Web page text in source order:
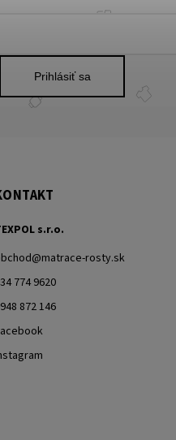
Prihlásiť sa
s.r.o.
@matrace-rosty.sk
774 9620
872 146